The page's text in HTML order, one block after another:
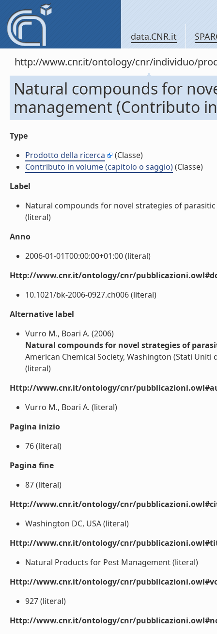
data.CNR.it
http://www.cnr.it/ontology/cnr/individuo/
Natural compounds for
management (Contributo
Type
Prodotto della ricerca
(Classe)
Contributo in volume (capitolo o saggio)(Classe)
Label
Natural compounds for novel strategies of
(literal)
Anno
2006-01-01T00:00:00+01:00 (literal)
Http://www.cnr.it/ontology/cnr/
10.1021/bk-2006-0927.ch006 (literal)
Alternative label
Vurro M., Boari A. (2006)
Natural compounds for novel strategies of
American Chemical Society, Washington (Stati
(literal)
Http://www.cnr.it/ontology/cnr/
Vurro M., Boari A. (literal)
Pagina inizio
76 (literal)
Pagina fine
87 (literal)
Http://www.cnr.it/ontology/cnr/
Washington DC, USA (literal)
Http://www.cnr.it/ontology/cnr/
Natural Products for Pest Management (literal)
Http://www.cnr.it/ontology/cnr/
927 (literal)
Http://www.cnr.it/ontology/cnr/